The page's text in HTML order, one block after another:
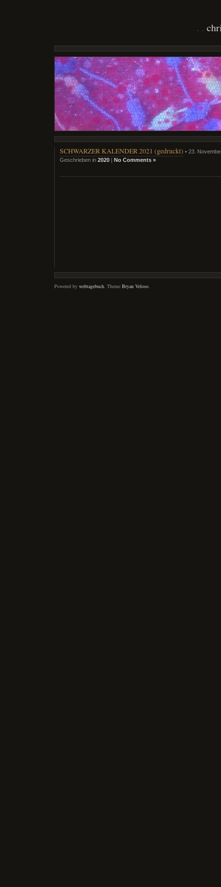
SCHWARZER KALENDER 2021 (gedruckt) • 23.
Geschrieben in 2020 | No Comments »
Powered by webtagebuch. Theme Bryan Veloso.